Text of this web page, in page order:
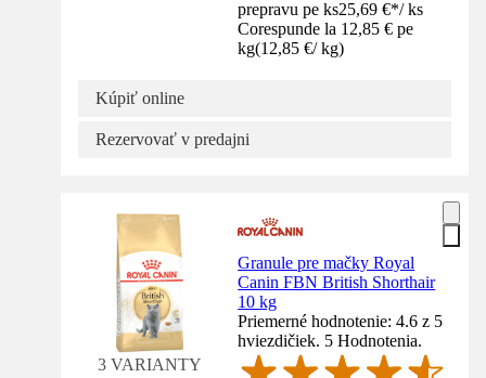
prepravu pe ks25,69 €*/ ks
Corespunde la 12,85 € pe
kg(12,85 €/ kg)
Kúpiť online
Rezervovať v predajni
3 VARIANTY
Granule pre mačky Royal
Canin FBN British Shorthair
10 kg
Priemerné hodnotenie: 4.6 z 5
hviezdičiek. 5 Hodnotenia.